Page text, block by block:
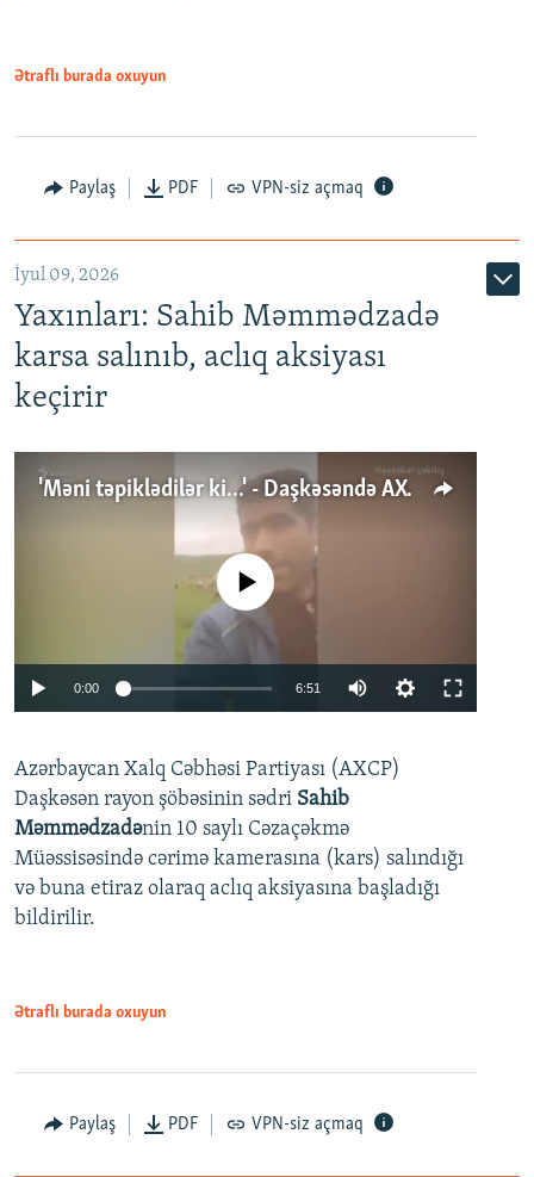
Ətraflı burada oxuyun
Paylaş PDF VPN-siz açmaq
İyul 09, 2026
Yaxınları: Sahib Məmmədzadə
karsa salınıb, aclıq aksiyası
keçirir
'Məni təpiklədilər ki...' - Daşkəsəndə AXCP fəalının yaxınları onun həbsinə etiraz edirlər
Auto 240p 360p
720p 1080p
No media source currently available
0:00 6:51
360p
720p
1080p
Azərbaycan Xalq Cəbhəsi Partiyası (AXCP)
Daşkəsən rayon şöbəsinin sədri Sahib
Məmmədzadənin 10 saylı Cəzaçəkmə
Müəssisəsində cərimə kamerasına (kars) salındığı
və buna etiraz olaraq aclıq aksiyasına başladığı
bildirilir.
Ətraflı burada oxuyun
Paylaş PDF VPN-siz açmaq